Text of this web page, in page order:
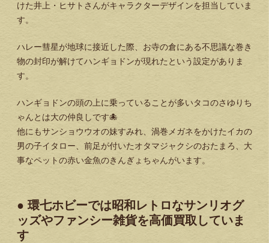
けた井上・ヒサトさんがキャラクターデザインを担当していま
す。
ハレー彗星が地球に接近した際、お寺の倉にある不思議な巻き
物の封印が解けてハンギョドンが現れたという設定がありま
す。
ハンギョドンの頭の上に乗っていることが多いタコのさゆりち
ゃんとは大の仲良しです🐙
他にもサンショウウオの妹すみれ、渦巻メガネをかけたイカの
男の子イタロー、前足が付いたオタマジャクシのおたまろ、大
事なペットの赤い金魚のきんぎょちゃんがいます。
● 環七ホビーでは昭和レトロなサンリオグ
ッズやファンシー雑貨を高価買取していま
す